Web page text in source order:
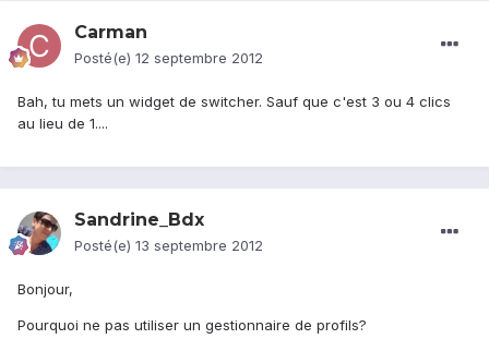
Carman
Posté(e) 12 septembre 2012
Bah, tu mets un widget de switcher. Sauf que c'est 3 ou 4 clics
au lieu de 1....
Sandrine_Bdx
Posté(e) 13 septembre 2012
Bonjour,
Pourquoi ne pas utiliser un gestionnaire de profils?